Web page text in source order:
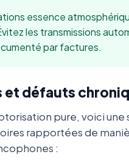
essence
les transmissions
par factures.
et défauts
pure, voici
rapportées de
: